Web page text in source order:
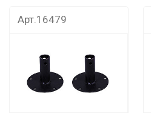
Арт.16479